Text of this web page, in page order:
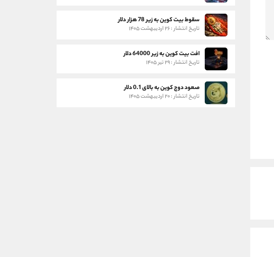
سقوط بیت کوین به زیر 78 هزار دلار
تاریخ انتشار : ۲۶ اردیبهشت ۱۴۰۵
افت بیت کوین به زیر 64000 دلار
تاریخ انتشار : ۲۹ تیر ۱۴۰۵
صعود دوج کوین به بالای 0.1 دلار
تاریخ انتشار : ۲۰ اردیبهشت ۱۴۰۵